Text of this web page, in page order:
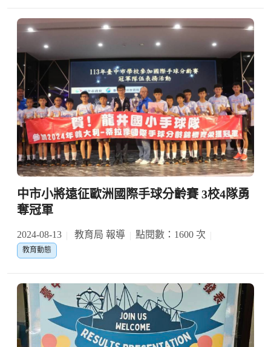
中市小將遠征歐洲國際手球分齡賽 3校4隊勇
奪冠軍
2024-08-13 教育局 報導 點閱數：1600 次
教育動態